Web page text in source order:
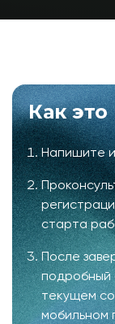
Как это
Напишите
старта
После
подробный
текущем
мобильном